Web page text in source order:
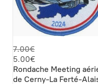
7.00€
5.00€
Rondache Meeting
de Cerny-La Ferté-